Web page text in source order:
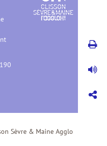
Sèvre & Maine Agglo